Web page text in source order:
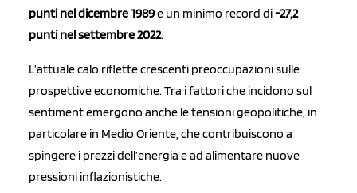
punti nel dicembre 1989e un minimo record di-27,2
punti nel settembre 2022.
L’attuale calo riflette crescenti preoccupazioni sulle
prospettive economiche. Tra i fattori che incidono sul
sentiment emergono anche le tensioni geopolitiche, in
particolare in Medio Oriente, che contribuiscono a
spingere i prezzi dell’energia e ad alimentare nuove
pressioni inflazionistiche.